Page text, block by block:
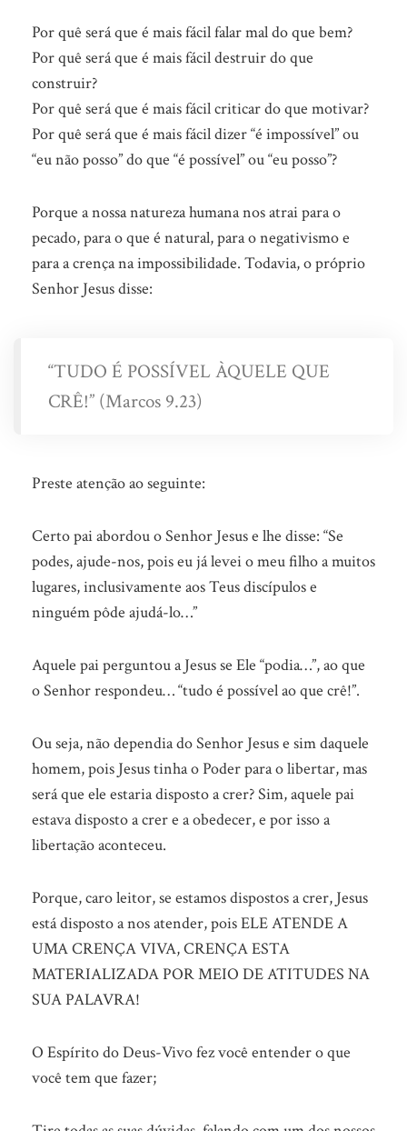
Por quê será que é mais fácil falar mal do que bem?
Por quê será que é mais fácil destruir do que
construir?
Por quê será que é mais fácil criticar do que motivar?
Por quê será que é mais fácil dizer “é impossível” ou
“eu não posso” do que “é possível” ou “eu posso”?
Porque a nossa natureza humana nos atrai para o
pecado, para o que é natural, para o negativismo e
para a crença na impossibilidade. Todavia, o próprio
Senhor Jesus disse:
“TUDO É POSSÍVEL ÀQUELE QUE
CRÊ!” (Marcos 9.23)
Preste atenção ao seguinte:
Certo pai abordou o Senhor Jesus e lhe disse: “Se
podes, ajude-nos, pois eu já levei o meu filho a muitos
lugares, inclusivamente aos Teus discípulos e
ninguém pôde ajudá-lo…”
Aquele pai perguntou a Jesus se Ele “podia…”, ao que
o Senhor respondeu… “tudo é possível ao que crê!”.
Ou seja, não dependia do Senhor Jesus e sim daquele
homem, pois Jesus tinha o Poder para o libertar, mas
será que ele estaria disposto a crer? Sim, aquele pai
estava disposto a crer e a obedecer, e por isso a
libertação aconteceu.
Porque, caro leitor, se estamos dispostos a crer, Jesus
está disposto a nos atender, pois ELE ATENDE A
UMA CRENÇA VIVA, CRENÇA ESTA
MATERIALIZADA POR MEIO DE ATITUDES NA
SUA PALAVRA!
O Espírito do Deus-Vivo fez você entender o que
você tem que fazer;